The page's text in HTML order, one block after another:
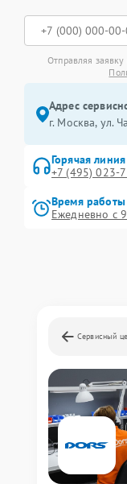
Отправляя
Адрес
г. Москва, ул.
Горячая линия
+7 (495) 023-
Время работы
Ежедневно с
Сервисный